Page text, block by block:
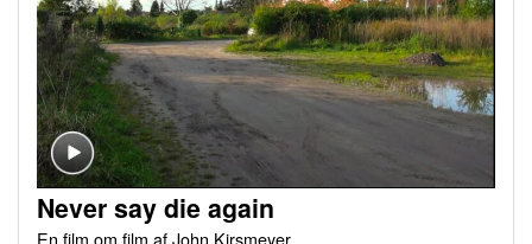
Never say die again
En film om film af John Kirsmeyer